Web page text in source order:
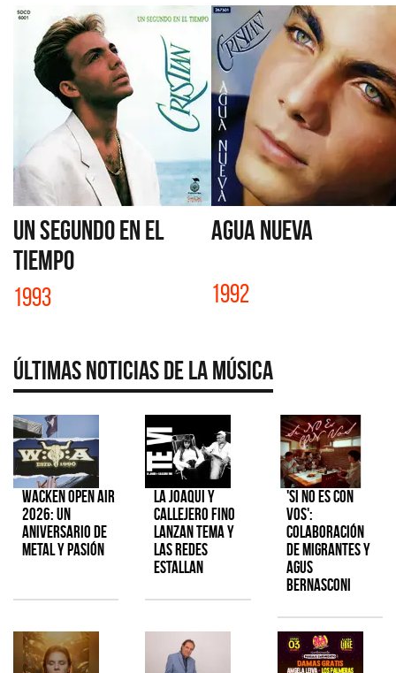
UN SEGUNDO EN EL
TIEMPO
1993
AGUA NUEVA
1992
Últimas Noticias de la Música
Wacken Open Air
2026: Un
aniversario de
metal y pasión
La Joaqui y
Callejero Fino
lanzan tema y
las redes
estallan
'Si No Es Con
Vos':
colaboración
de Migrantes y
Agus
Bernasconi